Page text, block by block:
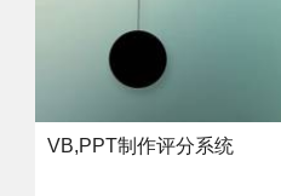
VB,PPT制作评分系统